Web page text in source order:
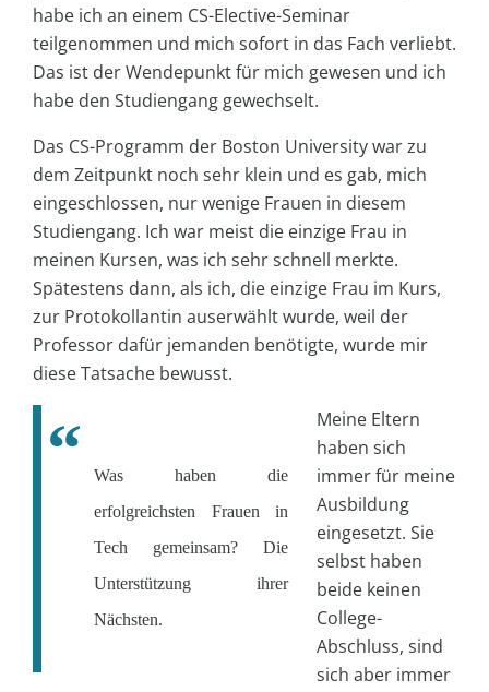
habe ich an einem CS-Elective-Seminar
teilgenommen und mich sofort in das Fach verliebt.
Das ist der Wendepunkt für mich gewesen und ich
habe den Studiengang gewechselt.
Das CS-Programm der Boston University war zu
dem Zeitpunkt noch sehr klein und es gab, mich
eingeschlossen, nur wenige Frauen in diesem
Studiengang. Ich war meist die einzige Frau in
meinen Kursen, was ich sehr schnell merkte.
Spätestens dann, als ich, die einzige Frau im Kurs,
zur Protokollantin auserwählt wurde, weil der
Professor dafür jemanden benötigte, wurde mir
diese Tatsache bewusst.
Was haben die
erfolgreichsten Frauen in
Tech gemeinsam? Die
Unterstützung ihrer
Nächsten.
Meine Eltern
haben sich
immer für meine
Ausbildung
eingesetzt. Sie
selbst haben
beide keinen
College-
Abschluss, sind
sich aber immer